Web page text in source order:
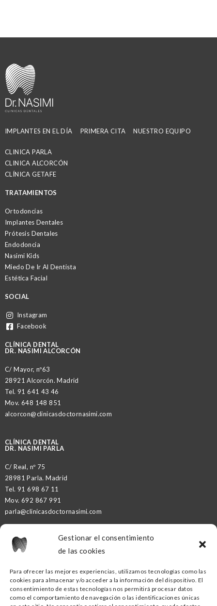
Gestionar el consentimiento
de las cookies
Para ofrecer las mejores experiencias, utilizamos tecnologías como las
cookies para almacenar y/o acceder a la información del dispositivo. El
consentimiento de estas tecnologías nos permitirá procesar datos
como el comportamiento de navegación o las identificaciones únicas
IMPLANTES EN EL DÍA PRIMERA CITA NUESTRO EQUIPO
CLINICA PARLA
CLINICA ALCORCÓN
CLÍNICA GETAFE
TRATAMIENTOS
Ortodoncias
Implantes Dentales
Prótesis Dentales
Endodoncia
Nasimi Kids
Miedo De Ir Al Dentista
Estética Facial
SOCIAL
Instagram
Facebook
CLÍNICA DENTAL
DR. NASIMI ALCORCÓN
C/ Mayor, nº63
28921 Alcorcón. Madrid
Tel. 91 641 43 46
Mov. 648 148 851
alcorcon@clinicasdoctornasimi.com
CLÍNICA DENTAL
DR. NASIMI PARLA
C/ Real, nº 75
28981 Parla. Madrid
Tel. 91 698 67 11
Mov. 692 867 991
parla@clinicasdoctornasimi.com
DR. NASIMI PARTNER
CLÍNICA DENTAL DR. NASIMI GETAFE